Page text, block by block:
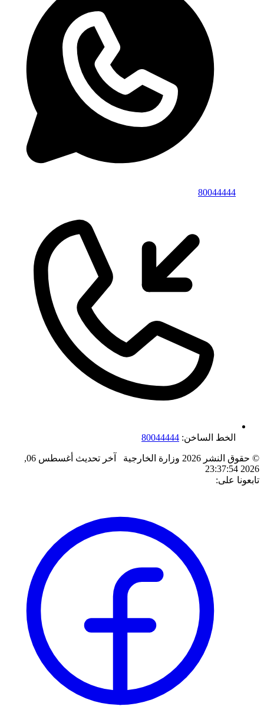
80044444
الخط الساخن: 80044444
© حقوق النشر 2026 وزارة الخارجية آخر تحديث
أغسطس 06,
2026 23:37:54
تابعونا على: